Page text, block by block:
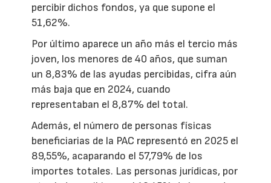
percibir dichos fondos, ya que supone el
51,62%.
Por último aparece un año más el tercio más
joven, los menores de 40 años, que suman
un 8,83% de las ayudas percibidas, cifra aún
más baja que en 2024, cuando
representaban el 8,87% del total.
Además, el número de personas físicas
beneficiarias de la PAC representó en 2025 el
89,55%, acaparando el 57,79% de los
importes totales. Las personas jurídicas, por